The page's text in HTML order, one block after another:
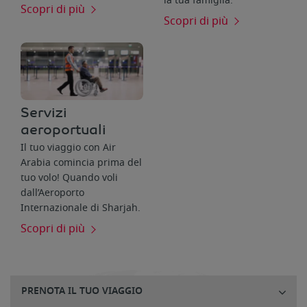
Scopri di più
Scopri di più
Servizi
aeroportuali
Il tuo viaggio con Air
Arabia comincia prima del
tuo volo! Quando voli
dall’Aeroporto
Internazionale di Sharjah.
Scopri di più
PRENOTA IL TUO VIAGGIO